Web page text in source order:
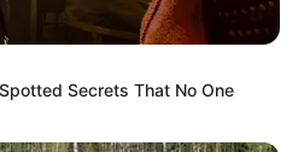
Secrets That No One